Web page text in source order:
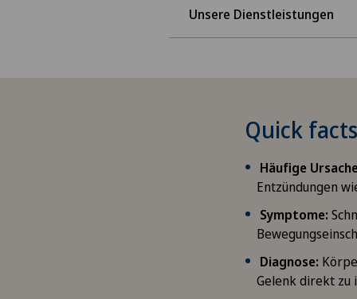
Unsere Dienstleistungen
Quick facts
Häufige
Entzündungen
Symptome:
Diagnose:
Gelenk direkt zu